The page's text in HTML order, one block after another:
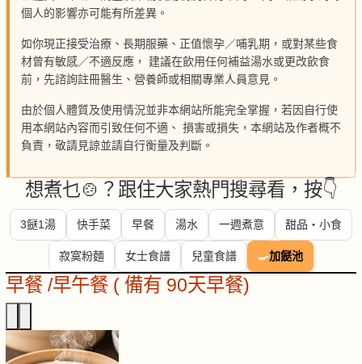
個人的影響亦可能有所差異。
如你現正接受治療、長期服藥、正值懷孕／哺乳期，或對某些食
材曾有敏感／不適反應， 建議在飲用任何補益湯水或更改飲食
前，先諮詢註冊醫生、營養師或相關專業人員意見。
由於個人體質及使用情況並非本網站所能完全掌握，若因自行使
用本網站內容而引致任何不適、 損害或損失，本網站及作者概不
負責，敬請見諒並請自行衡量及判斷。
想煮乜🍲？跟住大家熱門搜尋看，按👇
3餸1湯 快手菜 早餐 湯水 一週煮意 甜品・小食
寂寞粉麵 女士食譜 兒童食譜 🍳加餸池
早餐 /早午餐 ( 備有 90天早餐)